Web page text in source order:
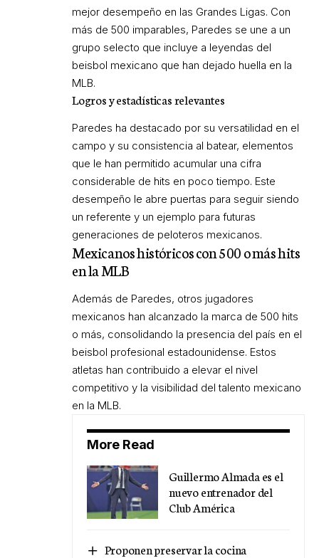
mejor desempeño en las Grandes Ligas. Con
más de 500 imparables, Paredes se une a un
grupo selecto que incluye a leyendas del
beisbol mexicano que han dejado huella en la
MLB.
Logros y estadísticas relevantes
Paredes ha destacado por su versatilidad en el
campo y su consistencia al batear, elementos
que le han permitido acumular una cifra
considerable de hits en poco tiempo. Este
desempeño le abre puertas para seguir siendo
un referente y un ejemplo para futuras
generaciones de peloteros mexicanos.
Mexicanos históricos con 500 o más hits
en la MLB
Además de Paredes, otros jugadores
mexicanos han alcanzado la marca de 500 hits
o más, consolidando la presencia del país en el
beisbol profesional estadounidense. Estos
atletas han contribuido a elevar el nivel
competitivo y la visibilidad del talento mexicano
en la MLB.
More Read
Guillermo Almada es el
nuevo entrenador del
Club América
Proponen preservar la cocina